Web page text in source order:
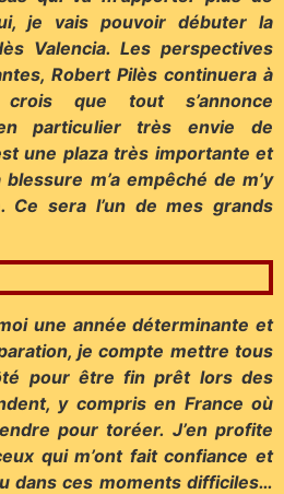
je vais pouvoir débuter la
Valencia. Les perspectives
Robert Pilès continuera à
que tout s’annonce
particulier très envie de
une plaza très importante et
m’a empêché de m’y
Ce sera l’un de mes grands
une année déterminante et
je compte mettre tous
pour être fin prêt lors des
y compris en France où
pour toréer. J’en profite
qui m’ont fait confiance et
dans ces moments difficiles…